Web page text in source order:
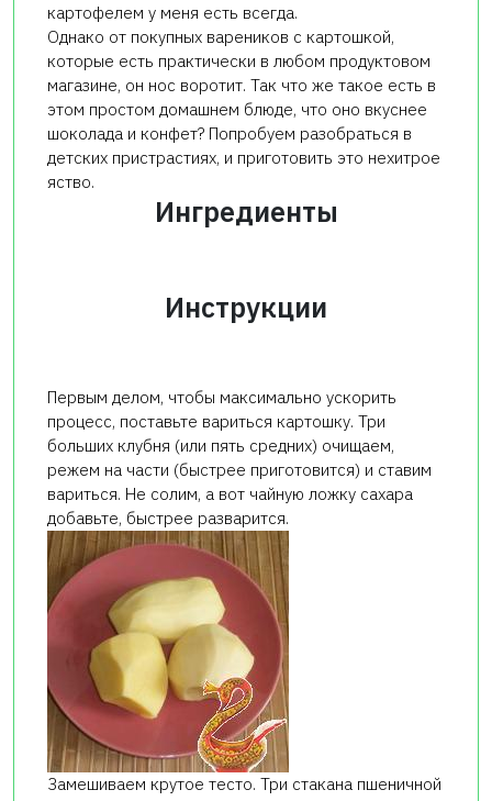
картофелем у меня есть всегда.
Однако от покупных вареников с картошкой,
которые есть практически в любом продуктовом
магазине, он нос воротит. Так что же такое есть в
этом простом домашнем блюде, что оно вкуснее
шоколада и конфет? Попробуем разобраться в
детских пристрастиях, и приготовить это нехитрое
яство.
Ингредиенты
Инструкции
Первым делом, чтобы максимально ускорить
процесс, поставьте вариться картошку. Три
больших клубня (или пять средних) очищаем,
режем на части (быстрее приготовится) и ставим
вариться. Не солим, а вот чайную ложку сахара
добавьте, быстрее разварится.
Замешиваем крутое тесто. Три стакана пшеничной